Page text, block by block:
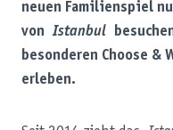
neuen Familienspiel
vonIstanbul
besonderen Choose &
erleben.